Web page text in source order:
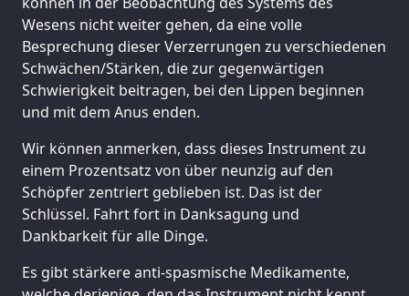
Wesens nicht weiter gehen, da eine volle
Besprechung dieser Verzerrungen zu verschiedenen
Schwächen/Stärken, die zur gegenwärtigen
Schwierigkeit beitragen, bei den Lippen beginnen
und mit dem Anus enden.
Wir können anmerken, dass dieses Instrument zu
einem Prozentsatz von über neunzig auf den
Schöpfer zentriert geblieben ist. Das ist der
Schlüssel. Fahrt fort in Danksagung und
Dankbarkeit für alle Dinge.
Es gibt stärkere anti-spasmische Medikamente,